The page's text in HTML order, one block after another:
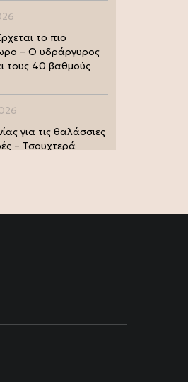
το πιο
– Ο υδράργυρος
τους 40 βαθμούς
για τις θαλάσσιες
– Τσουχτερά